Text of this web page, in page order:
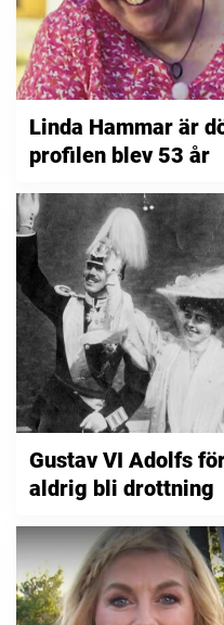
Linda Hammar är
profilen blev 53 år
Gustav VI Adolfs
aldrig bli drottning